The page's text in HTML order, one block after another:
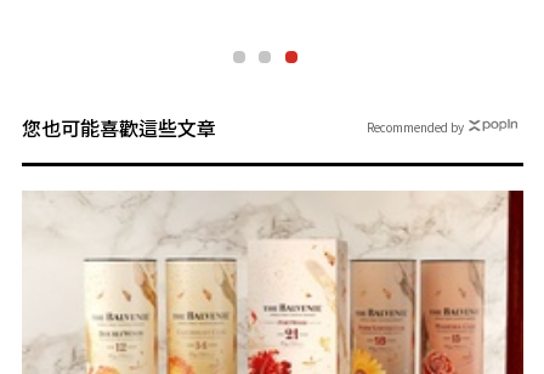
您也可能喜歡這些文章 Recommended by